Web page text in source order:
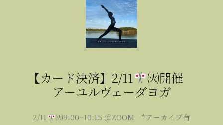
【カード決済】2/11
㈫開催
アーユルヴェーダヨガ
2/11 ㈫9:00~10:15 ＠ZOOM *アーカイブ有